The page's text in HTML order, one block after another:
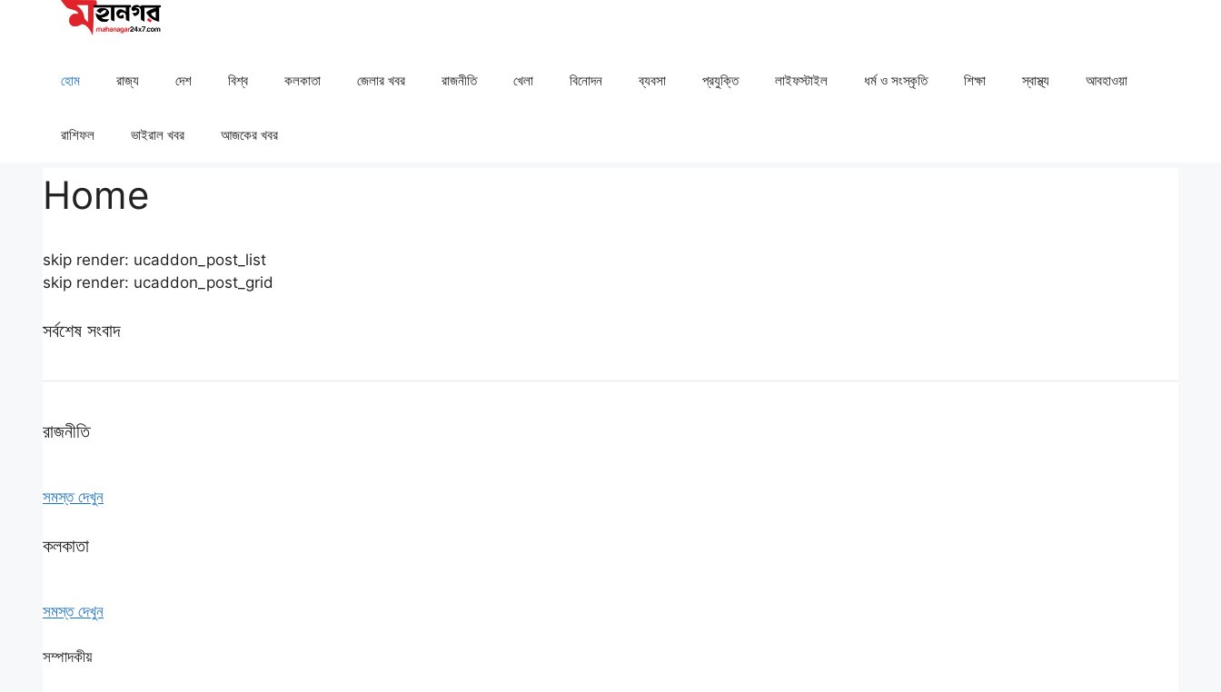
হোম রাজ্য দেশ ⁠বিশ্ব কলকাতা ⁠⁠জেলার খবর রাজনীতি খেলা ⁠বিনোদন ব্যবসা প্রযুক্তি লাইফস্টাইল ধর্ম ও সংস্কৃতি ⁠⁠শিক্ষা ⁠⁠স্বাস্থ্য ⁠⁠আবহাওয়া
রাশিফল ⁠⁠ভাইরাল খবর আজকের খবর
Home
skip render: ucaddon_post_list
skip render: ucaddon_post_grid
সর্বশেষ সংবাদ
রাজনীতি
সমস্ত দেখুন
কলকাতা
সমস্ত দেখুন
সম্পাদকীয়